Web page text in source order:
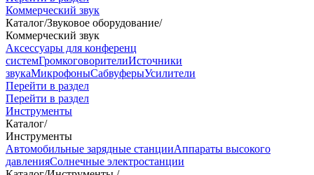
Коммерческий звук
Каталог/Звуковое оборудование/
Коммерческий звук
Аксессуары для конференц
системГромкоговорителиИсточники
звукаМикрофоныСабвуферыУсилители
Перейти в раздел
Перейти в раздел
Инструменты
Каталог/
Инструменты
Автомобильные зарядные станцииАппараты высокого
давленияСолнечные электростанции